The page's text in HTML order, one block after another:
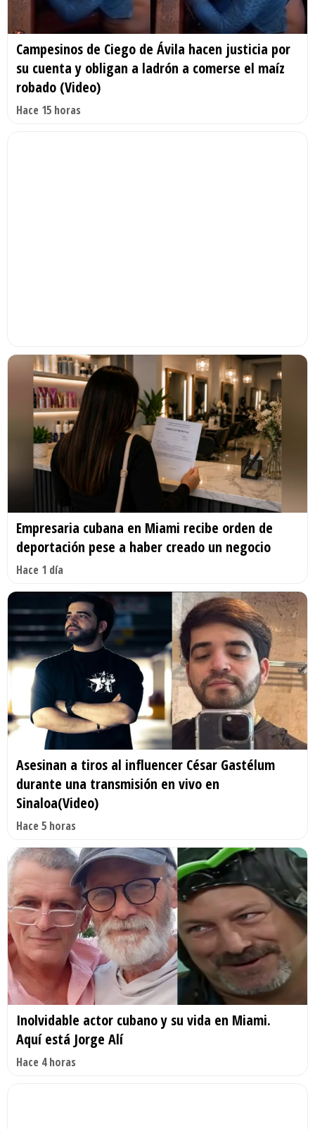
Campesinos de Ciego de Ávila hacen justicia por
su cuenta y obligan a ladrón a comerse el maíz
robado (Video)
Hace 15 horas
Empresaria cubana en Miami recibe orden de
deportación pese a haber creado un negocio
Hace 1 día
Asesinan a tiros al influencer César Gastélum
durante una transmisión en vivo en
Sinaloa(Video)
Hace 5 horas
Inolvidable actor cubano y su vida en Miami.
Aquí está Jorge Alí
Hace 4 horas